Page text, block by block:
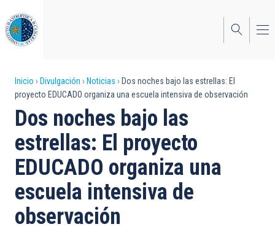
al
contenido
principal
Sobrescribir
enlaces
de
ayuda
a
la
navegación
Inicio Divulgación Noticias
Dos noches bajo las estrellas: El
proyecto EDUCADO organiza una escuela intensiva de observación
Dos noches bajo las
estrellas: El proyecto
EDUCADO organiza una
escuela intensiva de
observación